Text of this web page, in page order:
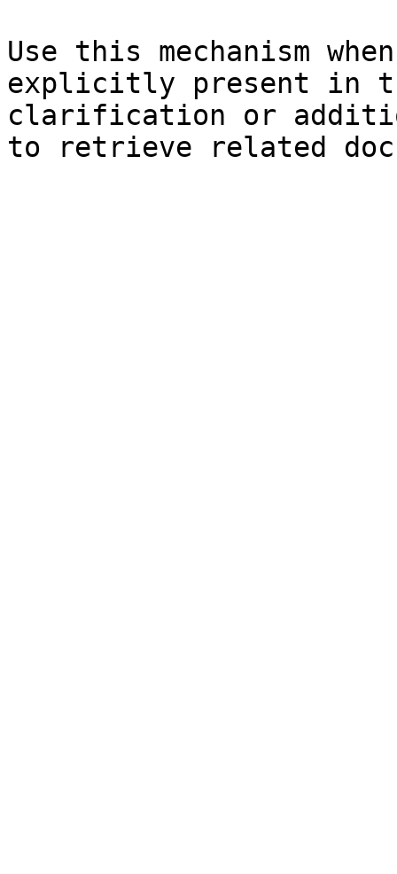
Use this mechanism
explicitly present in
clarification or